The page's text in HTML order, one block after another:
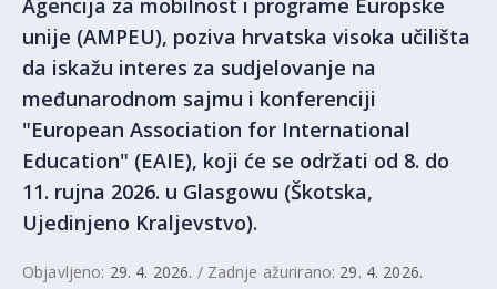
Agencija za mobilnost i programe Europske
unije (AMPEU), poziva hrvatska visoka učilišta
da iskažu interes za sudjelovanje na
međunarodnom sajmu i konferenciji
"European Association for International
Education" (EAIE), koji će se održati od 8. do
11. rujna 2026. u Glasgowu (Škotska,
Ujedinjeno Kraljevstvo).
Objavljeno: 29. 4. 2026. / Zadnje ažurirano: 29. 4. 2026.